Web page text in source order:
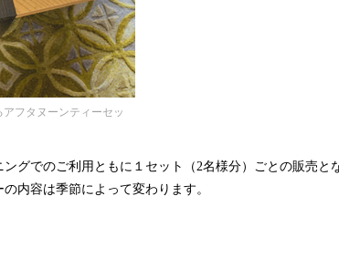
フタヌーンティーセッ
グでのご利用ともに１セット（2名様分）ごとの販売と
内容は季節によって変わります。